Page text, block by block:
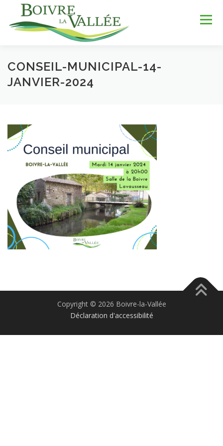
contenu
Menu
LA COMMUNE SERVICES JEUNESSE
DÉV. DURABLE
CONSEIL-MUNICIPAL-14-
JANVIER-2024
Copyright © 2026 Boivre-la-Vallée
Déclaration d'accessibilité